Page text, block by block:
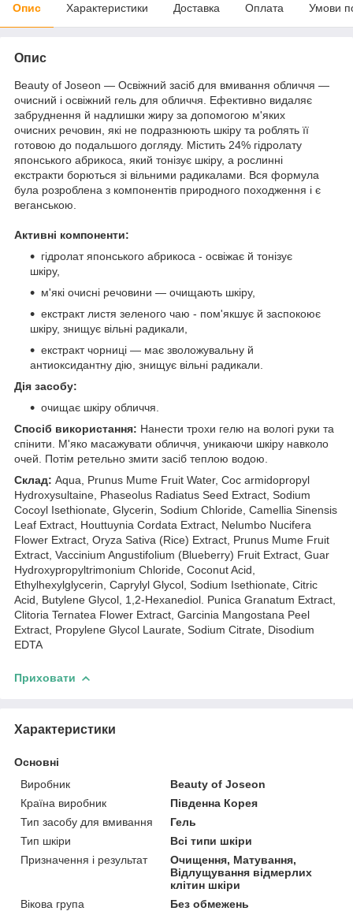
Опис Характеристики Доставка Оплата Умови
Опис
Beauty of Joseon — Освіжний засіб для вмивання обличчя —
очисний і освіжний гель для обличчя. Ефективно видаляє
забруднення й надлишки жиру за допомогою м'яких
очисних речовин, які не подразнюють шкіру та роблять її
готовою до подальшого догляду. Містить 24% гідролату
японського абрикоса, який тонізує шкіру, а рослинні
екстракти борються зі вільними радикалами. Вся формула
була розроблена з компонентів природного походження і є
веганською.
Активні компоненти:
гідролат японського абрикоса - освіжає й тонізує
шкіру,
м'які очисні речовини — очищають шкіру,
екстракт листя зеленого чаю - пом'якшує й заспокоює
шкіру, знищує вільні радикали,
екстракт чорниці — має зволожувальну й
антиоксидантну дію, знищує вільні радикали.
Дія засобу:
очищає шкіру обличчя.
Спосіб використання: Нанести трохи гелю на вологі руки та
спінити. М'яко масажувати обличчя, уникаючи шкіру навколо
очей. Потім ретельно змити засіб теплою водою.
Склад: Aqua, Prunus Mume Fruit Water, Coc armidopropyl
Hydroxysultaine, Phaseolus Radiatus Seed Extract, Sodium
Cocoyl Isethionate, Glycerin, Sodium Chloride, Camellia Sinensis
Leaf Extract, Houttuynia Cordata Extract, Nelumbo Nucifera
Flower Extract, Oryza Sativa (Rice) Extract, Prunus Mume Fruit
Extract, Vaccinium Angustifolium (Blueberry) Fruit Extract, Guar
Hydroxypropyltrimonium Chloride, Coconut Acid,
Ethylhexylglycerin, Caprylyl Glycol, Sodium Isethionate, Citric
Acid, Butylene Glycol, 1,2-Hexanediol. Punica Granatum Extract,
Clitoria Ternatea Flower Extract, Garcinia Mangostana Peel
Extract, Propylene Glycol Laurate, Sodium Citrate, Disodium
EDTA
Приховати
Характеристики
Основні
Виробник
Beauty of Joseon
Країна виробник
Південна Корея
Тип засобу для вмивання
Гель
Тип шкіри
Всі типи шкіри
Призначення і результат
Очищення, Матування,
Відлущування відмерлих
клітин шкіри
Вікова група
Без обмежень